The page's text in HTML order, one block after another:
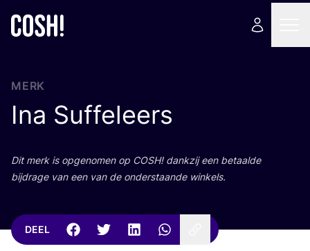
MERK
Ina Suffeleers
Dit merk is opge­no­men op COSH! dank­zij een betaal­de
bij­dra­ge van een van de onder­staan­de winkels.
DEEL